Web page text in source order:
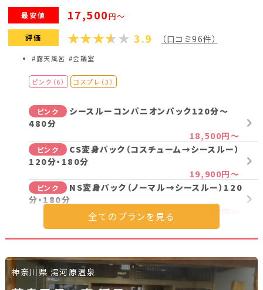
東海
静岡県(44) 愛知県(15)
岐阜県(5)
中部
長野県(14)
石川県(7)
福井県(3)
関西
大阪府(2) 兵庫県(2)
四国
香川県(1) 愛媛県(1)
最安値 17,500円～
評価 3.9 （口コミ96件）
#露天風呂 #会議室
ピンク（6） コスプレ（3）
ピンク
シースルーコンパニオンパック120分～
480分
18,500円～
ピンク
CS変身パック（コスチューム→シースルー）
120分・180分
19,900円～
ピンク
NS変身パック（ノーマル→シースルー）120
分・180分
コスプレ
【超熟女】変身コスチュームコンパニオンパ
ック120分・180分
コスプレ
コスチュームコンパニオンパック120分・
180分
神奈川県 湯河原温泉